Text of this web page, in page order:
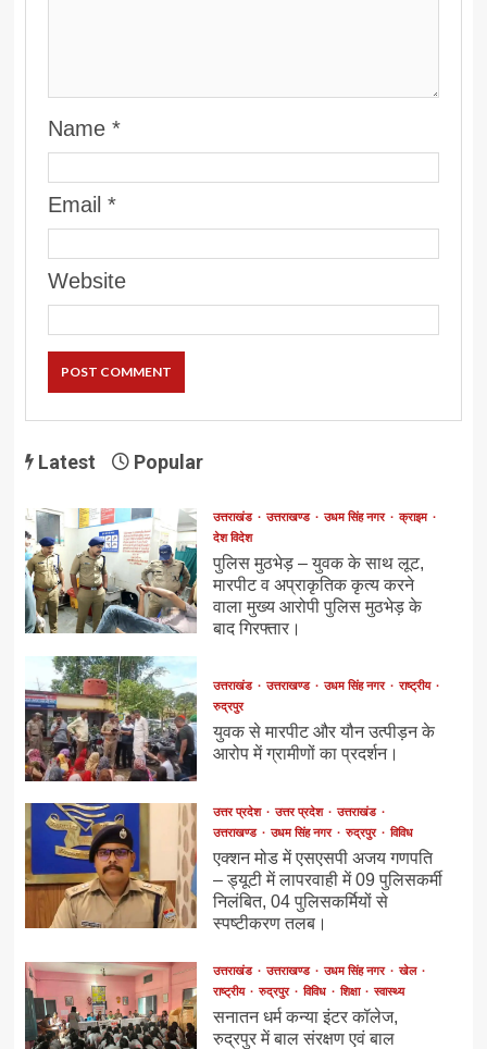
Name*
Email*
Website
Latest Popular
उत्तराखंड उत्तराखण्ड उधम सिंह नगर
क्राइम
देश विदेश
पुलिस मुठभेड़ – युवक के साथ लूट,
मारपीट व अप्राकृतिक कृत्य करने
वाला मुख्य आरोपी पुलिस मुठभेड़ के
बाद गिरफ्तार।
उत्तराखंड उत्तराखण्ड उधम सिंह नगर
राष्ट्रीय
रुद्रपुर
युवक से मारपीट और यौन उत्पीड़न के
आरोप में ग्रामीणों का प्रदर्शन।
उत्तर प्रदेश उत्तर प्रदेश
उत्तराखंड
उत्तराखण्ड
उधम सिंह नगर रुद्रपुर विविध
एक्शन मोड में एसएसपी अजय गणपति
– ड्यूटी में लापरवाही में 09 पुलिसकर्मी
निलंबित, 04 पुलिसकर्मियों से
स्पष्टीकरण तलब।
उत्तराखंड उत्तराखण्ड उधम सिंह नगर
खेल
राष्ट्रीय
रुद्रपुर विविध शिक्षा स्वास्थ्य
सनातन धर्म कन्या इंटर कॉलेज,
रुद्रपुर में बाल संरक्षण एवं बाल